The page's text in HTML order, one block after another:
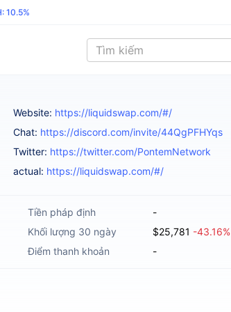
10.5%
Website: https://liquidswap.com/#/
Chat: https://discord.com/invite/44QgPFHYqs
Twitter: https://twitter.com/PontemNetwork
actual: https://liquidswap.com/#/
Tiền pháp định
-
Khối lượng 30 ngày $25,781 -43.16%
Điểm thanh khoản -